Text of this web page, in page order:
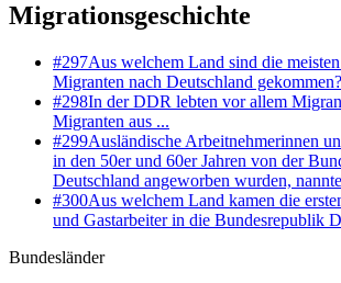
Migrationsgeschichte
#297Aus welchem Land sind die
Migranten nach Deutschland gekommen?
#298In der DDR lebten vor allem
Migranten aus ...
#299Ausländische Arbeitnehmerinnen
in den 50er und 60er Jahren von der
Deutschland angeworben wurden,
#300Aus welchem Land kamen die
und Gastarbeiter in die Bundesrepublik
Bundesländer